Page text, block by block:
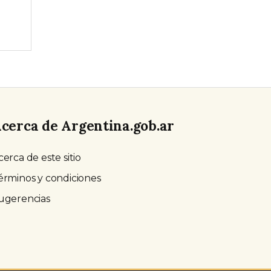
de Argentina.gob.ar
de este sitio
y condiciones